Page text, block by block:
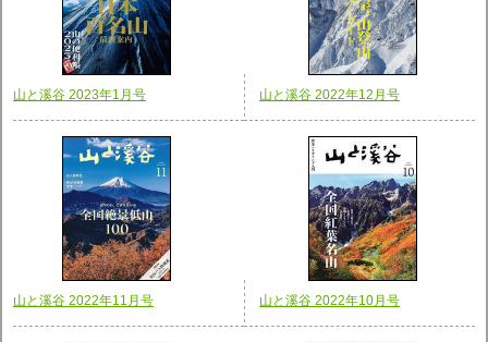
山と溪谷 2023年1月号 山と溪谷 2022年12月号
山と溪谷 2022年11月号 山と溪谷 2022年10月号